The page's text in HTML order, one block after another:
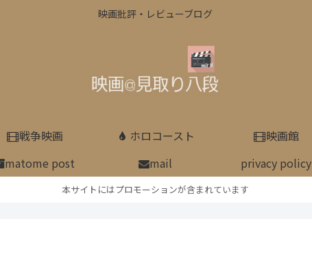
映画批評・レビューブログ
戦争映画 ホロコースト 映画館
matome post
mail privacy policy
本サイトにはプロモーションが含まれています